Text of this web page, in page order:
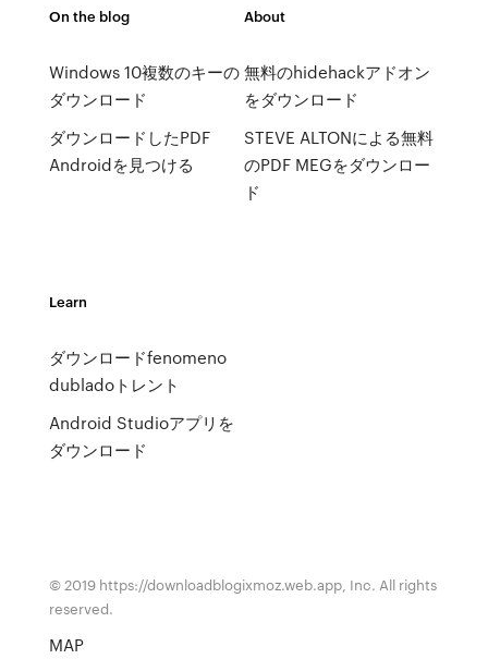
On the blog
Windows 10複数のキーの
ダウンロード
ダウンロードしたPDF
Androidを見つける
About
無料のhidehackアドオン
をダウンロード
STEVE ALTONによる無料
のPDF MEGをダウンロー
ド
Learn
ダウンロードfenomeno
dubladoトレント
Android Studioアプリを
ダウンロード
© 2019 https://downloadblogixmoz.web.app, Inc. All rights
reserved.
MAP